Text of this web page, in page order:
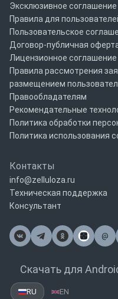
Эксклюзивное соглашение
Правила для
Пользовательское
Договор-публичная
Лицензионное соглашение
Правила рассмотрения
размещением
Правообладателям
Рекомендательные
Политика обработки
Политика использования
Контакты
info@zelluloza.ru
Техническая поддержка
Консультант
@
Скачать для
RU EN